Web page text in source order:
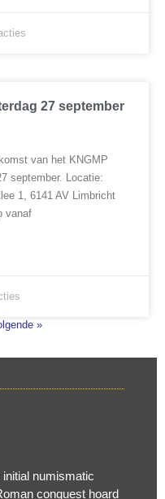
27 september
van het KNGMP
september. Locatie:
1, 6141 AV Limbricht
vanaf
»
numismatic
conquest hoard